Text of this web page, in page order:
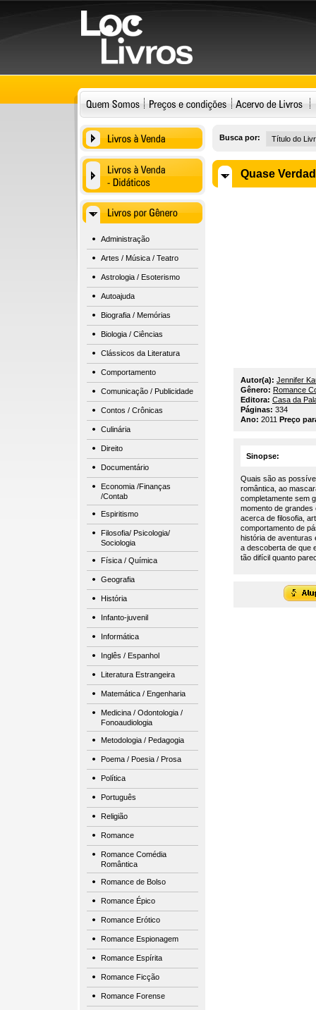
Administração
Artes / Música / Teatro
Astrologia / Esoterismo
Autoajuda
Biografia / Memórias
Biologia / Ciências
Clássicos da Literatura
Comportamento
Comunicação / Publicidade
Contos / Crônicas
Culinária
Direito
Documentário
Economia /Finanças
/Contab
Espiritismo
Filosofia/ Psicologia/
Sociologia
Física / Química
Geografia
História
Infanto-juvenil
Informática
Inglês / Espanhol
Literatura Estrangeira
Matemática / Engenharia
Medicina / Odontologia /
Fonoaudiologia
Metodologia / Pedagogia
Poema / Poesia / Prosa
Política
Português
Religião
Romance
Romance Comédia
Romântica
Romance de Bolso
Romance Épico
Romance Erótico
Romance Espionagem
Romance Espírita
Romance Ficção
Romance Forense
Busca por:
Quase
Autor(a): Jennifer
Gênero: Romance
Editora: Casa da
Páginas: 334
Ano: 2011 Preço
Sinopse:
Quais são as
romântica, ao
completamente sem
momento de
acerca de filosofia,
comportamento de
história de aventuras
a descoberta de que
tão difícil quanto